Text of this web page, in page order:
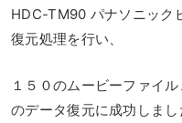
HDC-TM90 パナソニック
復元処理を行い、
１５０のムービーファイ
のデータ復元に成功しまし